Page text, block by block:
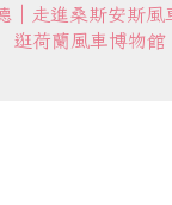
｜走進桑斯安斯風
逛荷蘭風車博物館